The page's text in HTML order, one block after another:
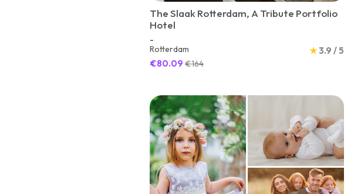
The Slaak Rotterdam, A Tribute Portfolio
Hotel
-
Rotterdam
★3.9 / 5
€80.09 €164